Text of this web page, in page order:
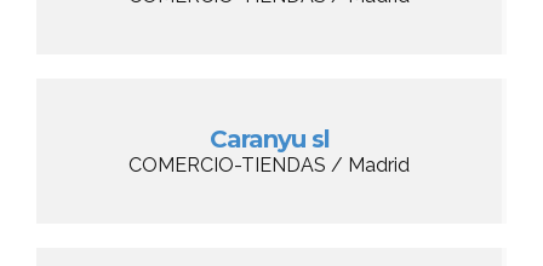
Caranyu sl
COMERCIO-TIENDAS / Madrid